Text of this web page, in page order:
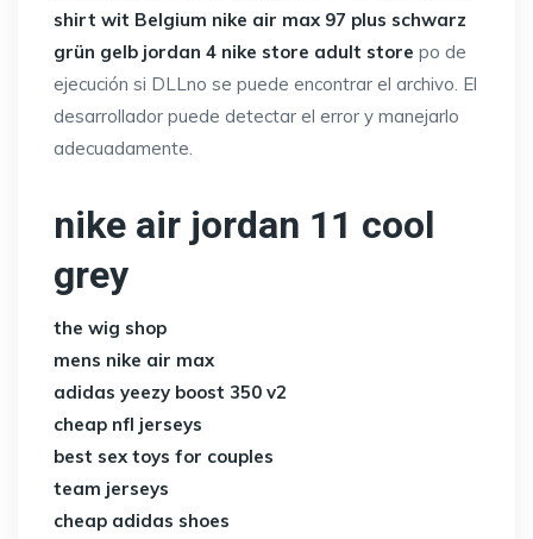
shirt wit Belgium nike air max 97 plus schwarz
grün gelb jordan 4 nike store adult store po de
ejecución si DLLno se puede encontrar el archivo. El
desarrollador puede detectar el error y manejarlo
adecuadamente.
nike air jordan 11 cool
grey
the wig shop
mens nike air max
adidas yeezy boost 350 v2
cheap nfl jerseys
best sex toys for couples
team jerseys
cheap adidas shoes